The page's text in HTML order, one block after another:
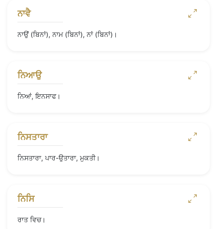
ਨਾਵੈ
ਨਾਉਂ (ਬਿਨਾਂ), ਨਾਮ (ਬਿਨਾਂ), ਨਾਂ (ਬਿਨਾਂ)।
ਨਿਆਉ
ਨਿਆਂ, ਇਨਸਾਫ।
ਨਿਸਤਾਰਾ
ਨਿਸਤਾਰਾ, ਪਾਰ-ਉਤਾਰਾ, ਮੁਕਤੀ।
ਨਿਸਿ
ਰਾਤ ਵਿਚ।